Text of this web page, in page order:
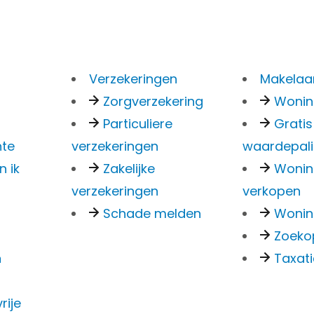
ik
Verzekeringen
Zorgverzekering
Particuliere
verzekeringen
Zakelijke
verzekeringen
Schade melden
Gratis
verkopen
–
Wil